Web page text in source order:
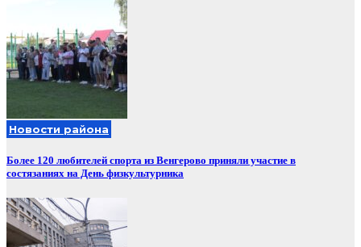
Новости района
Более 120 любителей спорта из Венгерово приняли участие в
состязаниях на День физкультурника